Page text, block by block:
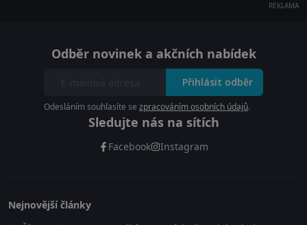
REKLAMA
Odběr novinek a akčních nabídek
Přihlásit odběr
Odesláním souhlasíte se zpracováním osobních údajů.
Sledujte nás na sítích
Facebook Instagram
Nejnovější články